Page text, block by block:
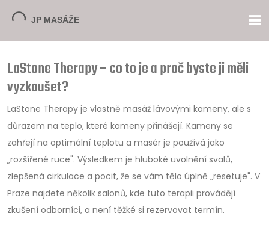
LaStone Therapy – co to je a proč byste ji měli
vyzkoušet?
LaStone Therapy je vlastně masáž lávovými kameny, ale s
důrazem na teplo, které kameny přinášejí. Kameny se
zahřejí na optimální teplotu a masér je používá jako
„rozšířené ruce". Výsledkem je hluboké uvolnění svalů,
zlepšená cirkulace a pocit, že se vám tělo úplně „resetuje". V
Praze najdete několik salonů, kde tuto terapii provádějí
zkušení odborníci, a není těžké si rezervovat termín.